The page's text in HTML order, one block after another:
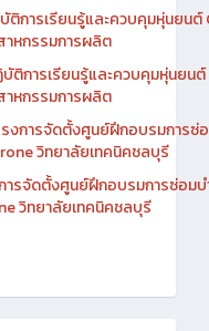
การเรียนรู้และควบคุมหุ่นยน
าหกรรมการผลิต
ติการเรียนรู้และควบคุมหุ่นยน
าหกรรมการผลิต
งการจัดตั้งศูนย์ฝึกอบรมการซ่
วิทยาลัยเทคนิคชลบุรี
รจัดตั้งศูนย์ฝึกอบรมการซ่อมบ
วิทยาลัยเทคนิคชลบุรี